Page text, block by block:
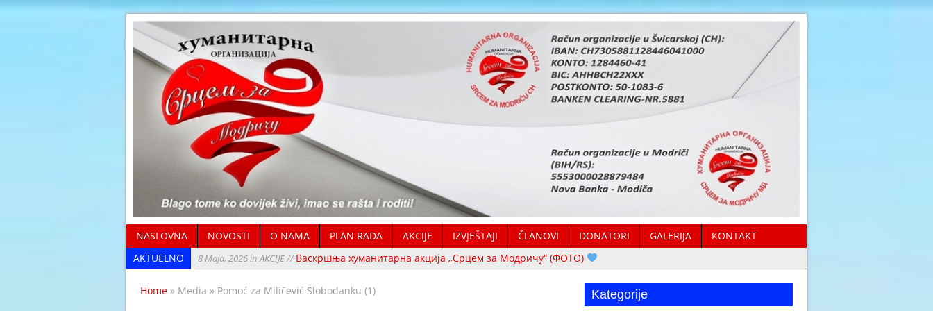
NASLOVNA NOVOSTI O NAMA PLAN RADA AKCIJE IZVJEŠTAJI ČLANOVI DONATORI GALERIJA
KONTAKT
AKTUELNO
8 Maja, 2026 in AKCIJE //Васкршња хуманитарна акција „Срцем за Модричу“ (ФОТО)
Хуманитарна помоћ уручена у Толиси и Крчевљанима (ФОТО)
Home » Media » Pomoć za Miličević Slobodanku (1) Kategorije